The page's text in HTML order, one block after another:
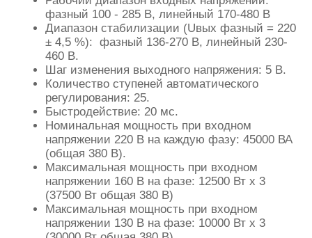
фазный 100 - 285 В, линейный 170-480 В
Диапазон стабилизации (Uвых фазный = 220
± 4,5 %): фазный 136-270 В, линейный 230-
460 В.
Шаг изменения выходного напряжения: 5 В.
Количество ступеней автоматического
регулирования: 25.
Быстродействие: 20 мс.
Номинальная мощность при входном
напряжении 220 В на каждую фазу: 45000 ВА
(общая 380 В).
Максимальная мощность при входном
напряжении 160 В на фазе: 12500 Вт х 3
(37500 Вт общая 380 В)
Максимальная мощность при входном
напряжении 130 В на фазе: 10000 Вт х 3